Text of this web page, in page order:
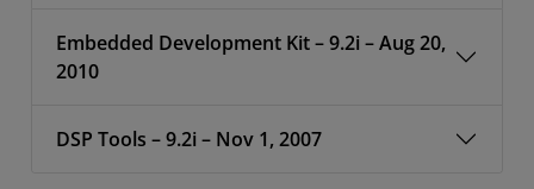
Embedded Development Kit – 9.2i – Aug 20,
2010
DSP Tools – 9.2i – Nov 1, 2007